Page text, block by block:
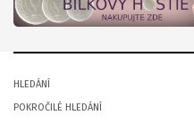
HLEDÁNÍ
POKROČILÉ HLEDÁNÍ